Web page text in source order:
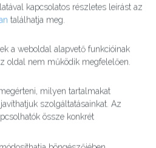
kapcsolatos részletes leírást az
találhatja meg.
a weboldal alapvető funkcióinak
oldal nem működik megfelelően.
milyen tartalmakat
szolgáltatásainkat. Az
össze konkrét